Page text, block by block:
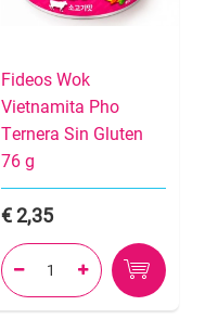
Fideos Wok
Vietnamita Pho
Ternera Sin Gluten
76 g
2,35
 